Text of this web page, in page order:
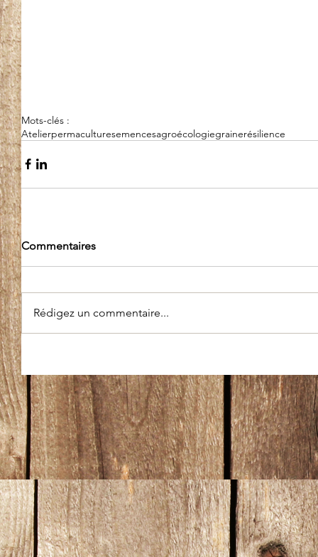
Mots-clés :
Atelierpermaculturesemencesagroécologiegrainerésilience
Commentaires
Rédigez un commentaire...